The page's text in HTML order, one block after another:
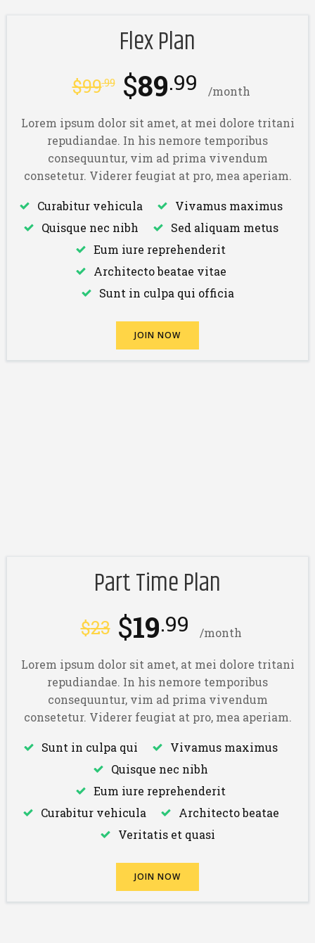
Flex Plan
$99.99 $89.99 /month
Lorem ipsum dolor sit amet, at mei dolore tritani
repudiandae. In his nemore temporibus
consequuntur, vim ad prima vivendum
consetetur. Viderer feugiat at pro, mea aperiam.
Curabitur vehicula
Vivamus maximus
Quisque nec nibh
Sed aliquam metus
Eum iure reprehenderit
Architecto beatae vitae
Sunt in culpa qui officia
JOIN NOW
Part Time Plan
$23 $19.99 /month
Lorem ipsum dolor sit amet, at mei dolore tritani
repudiandae. In his nemore temporibus
consequuntur, vim ad prima vivendum
consetetur. Viderer feugiat at pro, mea aperiam.
Sunt in culpa qui
Vivamus maximus
Quisque nec nibh
Eum iure reprehenderit
Curabitur vehicula
Architecto beatae
Veritatis et quasi
JOIN NOW